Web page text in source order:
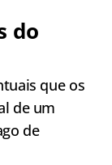
do
que os
de um
de